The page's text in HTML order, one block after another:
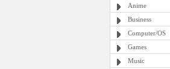
Anime
Business
Computer/OS
Games
Music